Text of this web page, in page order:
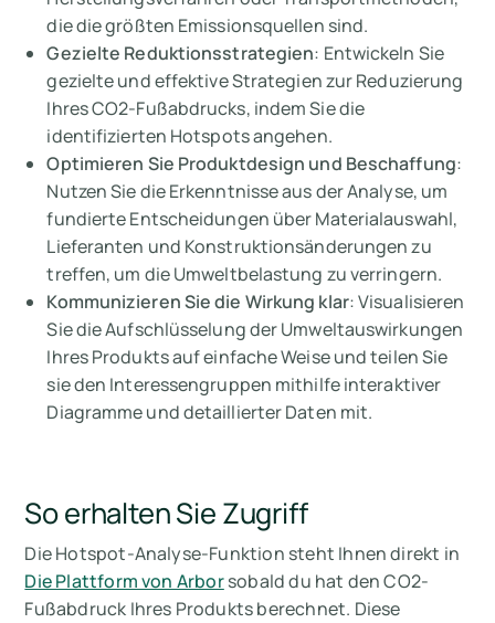
die die größten Emissionsquellen sind.
Gezielte Reduktionsstrategien: Entwickeln Sie
gezielte und effektive Strategien zur Reduzierung
Ihres CO2-Fußabdrucks, indem Sie die
identifizierten Hotspots angehen.
Optimieren Sie Produktdesign und Beschaffung:
Nutzen Sie die Erkenntnisse aus der Analyse, um
fundierte Entscheidungen über Materialauswahl,
Lieferanten und Konstruktionsänderungen zu
treffen, um die Umweltbelastung zu verringern.
Kommunizieren Sie die Wirkung klar: Visualisieren
Sie die Aufschlüsselung der Umweltauswirkungen
Ihres Produkts auf einfache Weise und teilen Sie
sie den Interessengruppen mithilfe interaktiver
Diagramme und detaillierter Daten mit.
So erhalten Sie Zugriff
Die Hotspot-Analyse-Funktion steht Ihnen direkt in
Die Plattform von Arborsobald du hat den CO2-
Fußabdruck Ihres Produkts berechnet. Diese